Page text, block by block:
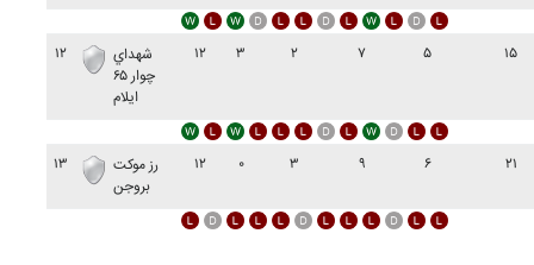
۱۲
شهداي
چوار ۶۵
ايلام
۱۲ ۳ ۲ ۷ ۵ ۱۵
۱۳
رز موکت
بروجن
۱۲ ۰ ۳ ۹ ۶ ۲۱